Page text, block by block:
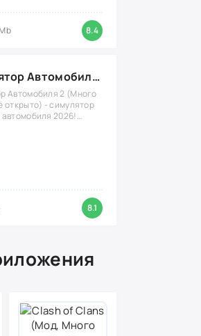
8.4
Симулятор Автомобиля 2 (Мод Много денег/Всё открыто)
Автомобиля 2 (Много
открыто) - симулятор
2026!
8.1